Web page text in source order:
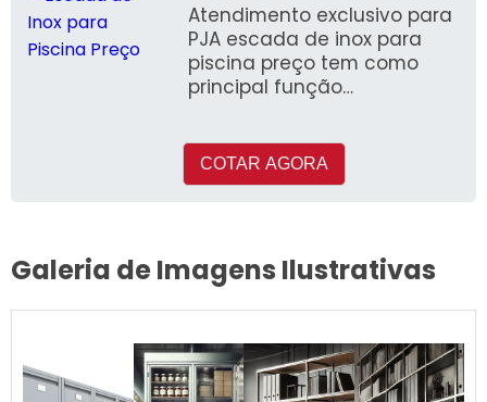
Atendimento exclusivo para
PJA escada de inox para
piscina preço tem como
principal função
al&ea
COTAR AGORA
Galeria de Imagens Ilustrativas